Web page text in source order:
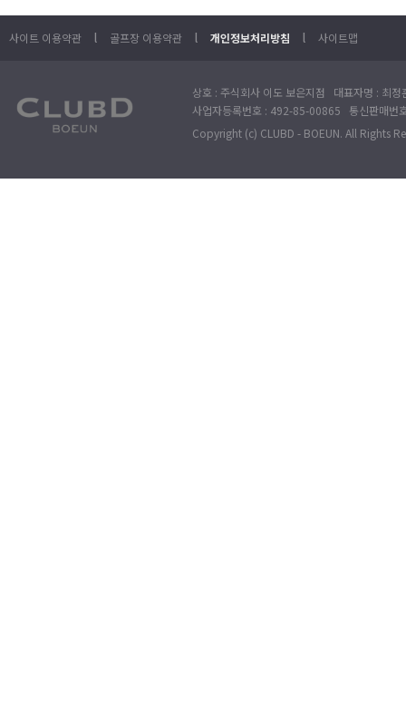
사이트 이용약관 l 골프장 이용약관 l 개인정보처리방침 l 사이트맵
상호 : 주식회사 이도 보은지점 대표자명 : 최
사업자등록번호 : 492-85-00865 통신판매
Copyright (c) CLUBD - BOEUN. All Rights